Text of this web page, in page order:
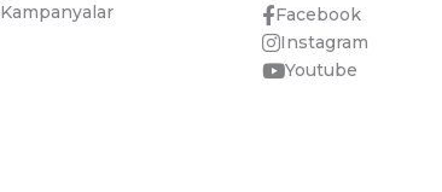
Kampanyalar
Facebook
Instagram
Youtube